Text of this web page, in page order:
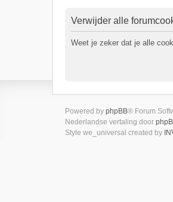
Verwijder alle
Weet je zeker dat je alle
Powered by phpBB® Forum
Nederlandse vertaling door
Style we_universal created by